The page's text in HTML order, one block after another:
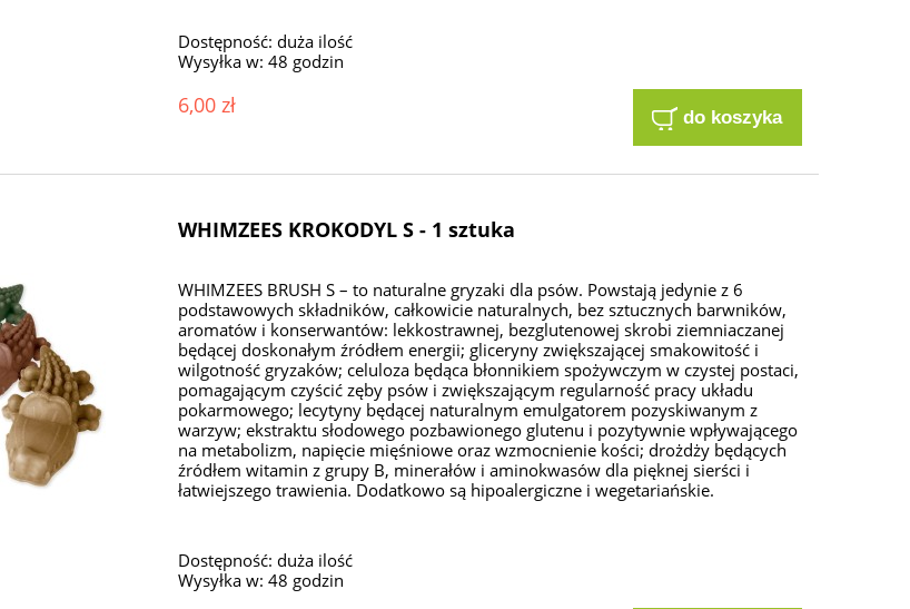
Dostępność: duża ilość
Wysyłka w: 48 godzin
6,00 zł do koszyka
WHIMZEES KROKODYL S - 1 sztuka
WHIMZEES BRUSH S – to naturalne gryzaki dla psów. Powstają jedynie z 6
podstawowych składników, całkowicie naturalnych, bez sztucznych barwników,
aromatów i konserwantów: lekkostrawnej, bezglutenowej skrobi ziemniaczanej
będącej doskonałym źródłem energii; gliceryny zwiększającej smakowitość i
wilgotność gryzaków; celuloza będąca błonnikiem spożywczym w czystej postaci,
pomagającym czyścić zęby psów i zwiększającym regularność pracy układu
pokarmowego; lecytyny będącej naturalnym emulgatorem pozyskiwanym z
warzyw; ekstraktu słodowego pozbawionego glutenu i pozytywnie wpływającego
na metabolizm, napięcie mięśniowe oraz wzmocnienie kości; drożdży będących
źródłem witamin z grupy B, minerałów i aminokwasów dla pięknej sierści i
łatwiejszego trawienia. Dodatkowo są hipoalergiczne i wegetariańskie.
Dostępność: duża ilość
Wysyłka w: 48 godzin